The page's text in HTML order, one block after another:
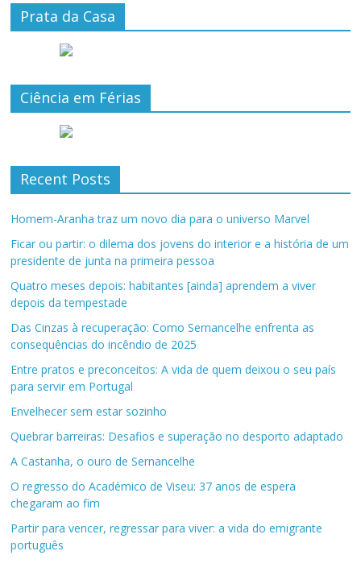
Prata da Casa
Ciência em Férias
Recent Posts
Homem-Aranha traz um novo dia para o universo Marvel
Ficar ou partir: o dilema dos jovens do interior e a história de um
presidente de junta na primeira pessoa
Quatro meses depois: habitantes [ainda] aprendem a viver
depois da tempestade
Das Cinzas à recuperação: Como Sernancelhe enfrenta as
consequências do incêndio de 2025
Entre pratos e preconceitos: A vida de quem deixou o seu país
para servir em Portugal
Envelhecer sem estar sozinho
Quebrar barreiras: Desafios e superação no desporto adaptado
A Castanha, o ouro de Sernancelhe
O regresso do Académico de Viseu: 37 anos de espera
chegaram ao fim
Partir para vencer, regressar para viver: a vida do emigrante
português